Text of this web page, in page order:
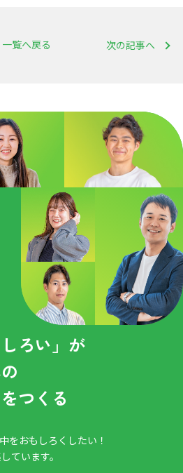
次の記事へ
一覧へ戻る
ろい」が
つくる
をおもしろくしたい！
ています。